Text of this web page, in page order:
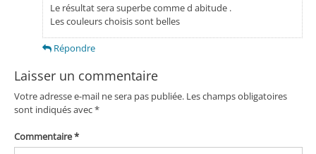
Le résultat sera superbe comme d abitude .
Les couleurs choisis sont belles
Répondre
Laisser un commentaire
Votre adresse e-mail ne sera pas publiée. Les champs obligatoires
sont indiqués avec*
Commentaire*